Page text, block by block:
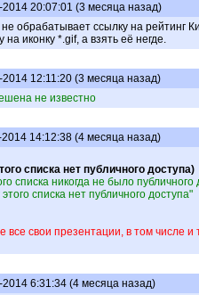
20:07:01 (3 месяца назад)
обрабатывает ссылку на рейтинг
иконку *.gif, а взять её негде.
12:11:20 (3 месяца назад)
не известно
2014 14:12:38 (4 месяца назад)
списка нет публичного доступа)
списка никогда не было
списка нет публичного доступа"
все свои презентации, в том числе
6:31:34 (4 месяца назад)